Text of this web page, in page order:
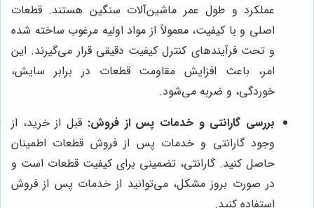
عملکرد و طول عمر ماشین‌آلات سنگین هستند. قطعات
اصلی و با کیفیت، معمولاً از مواد اولیه مرغوب ساخته شده
و تحت فرآیندهای کنترل کیفیت دقیقی قرار می‌گیرند. این
امر، باعث افزایش مقاومت قطعات در برابر سایش،
خوردگی، و ضربه می‌شود.
بررسی گارانتی و خدمات پس از فروش: قبل از خرید، از
وجود گارانتی و خدمات پس از فروش قطعات اطمینان
حاصل کنید. گارانتی، تضمینی برای کیفیت قطعات است و
در صورت بروز مشکل، می‌توانید از خدمات پس از فروش
استفاده کنید.